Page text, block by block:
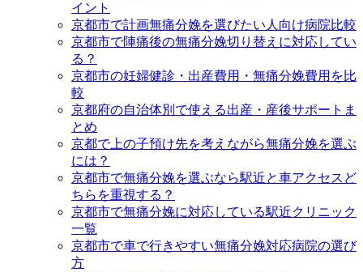
イント
京都市で計画無痛分娩を選びたい人向け病院比較
京都市で陣痛後の無痛分娩切り替えに対応してい
る？
京都市の妊婦健診・出産費用・無痛分娩費用を比
較
京都府の自治体別で使える出産・産後サポートま
とめ
京都で上の子預け先を考えながら無痛分娩を選ぶ
には？
京都市で無痛分娩を選ぶなら駅近と車アクセスど
ちらを重視する？
京都市で無痛分娩に対応している駅近クリニック
一覧
京都市で車で行きやすい無痛分娩対応病院の選び
方